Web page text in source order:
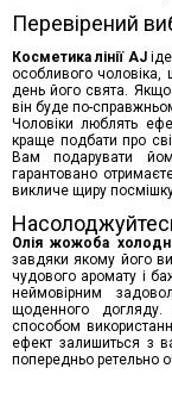
Перевірений
Косметика лінії AJ
особливого
деньйого свята.
він буде по-
Чоловіки люблять
краще подбати про св
Вам подарувати
гарантовано
викличе щиру
Олія жожоба
завдяки якому його
чудового аромату і
неймовірним
щоденного догляду.
способом
ефект залишиться з
попередньо ретельно